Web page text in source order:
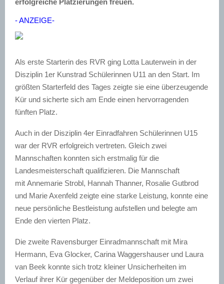
- ANZEIGE-
Als erste Starterin des RVR ging Lotta Lauterwein in der
Disziplin 1er Kunstrad Schülerinnen U11 an den Start. Im
größten Starterfeld des Tages zeigte sie eine überzeugende
Kür und sicherte sich am Ende einen hervorragenden
fünften Platz.
Auch in der Disziplin 4er Einradfahren Schülerinnen U15
war der RVR erfolgreich vertreten. Gleich zwei
Mannschaften konnten sich erstmalig für die
Landesmeisterschaft qualifizieren. Die Mannschaft
mit Annemarie Strobl, Hannah Thanner, Rosalie Gutbrod
und Marie Axenfeld zeigte eine starke Leistung, konnte eine
neue persönliche Bestleistung aufstellen und belegte am
Ende den vierten Platz.
Die zweite Ravensburger Einradmannschaft mit Mira
Hermann, Eva Glocker, Carina Waggershauser und Laura
van Beek konnte sich trotz kleiner Unsicherheiten im
Verlauf ihrer Kür gegenüber der Meldeposition um zwei